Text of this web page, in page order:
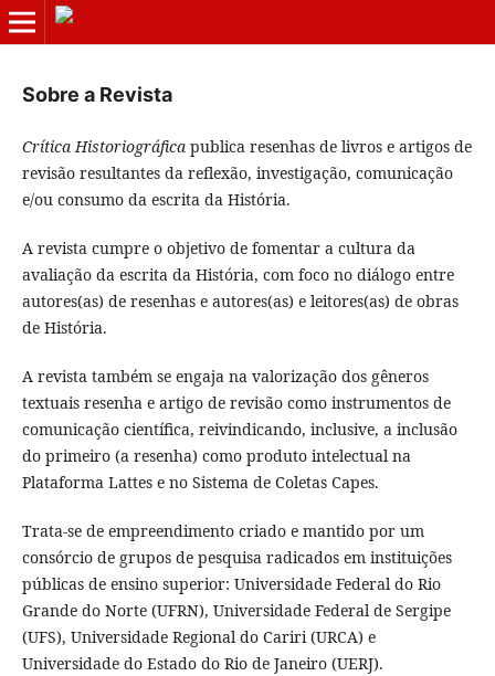
Sobre a Revista
Crítica Historiográficapublica resenhas de livros e artigos de
revisão resultantes da reflexão, investigação, comunicação
e/ou consumo da escrita da História.
A revista cumpre o objetivo de fomentar a cultura da
avaliação da escrita da História, com foco no diálogo entre
autores(as) de resenhas e autores(as) e leitores(as) de obras
de História.
A revista também se engaja na valorização dos gêneros
textuais resenha e artigo de revisão como instrumentos de
comunicação científica, reivindicando, inclusive, a inclusão
do primeiro (a resenha) como produto intelectual na
Plataforma Lattes e no Sistema de Coletas Capes.
Trata-se de empreendimento criado e mantido por um
consórcio de grupos de pesquisa radicados em instituições
públicas de ensino superior: Universidade Federal do Rio
Grande do Norte (UFRN), Universidade Federal de Sergipe
(UFS), Universidade Regional do Cariri (URCA) e
Universidade do Estado do Rio de Janeiro (UERJ).